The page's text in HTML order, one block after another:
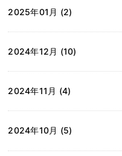
2025年01月 (2)
2024年12月 (10)
2024年11月 (4)
2024年10月 (5)